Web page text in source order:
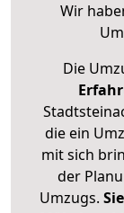
Wir
Die
die ein
mit sich
der
Umzugs.